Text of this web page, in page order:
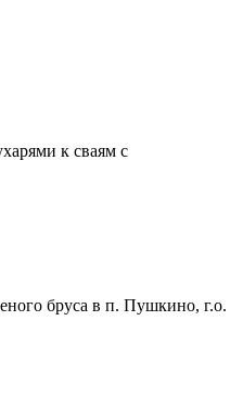
к сваям с
бруса в п. Пушкино, г.о.